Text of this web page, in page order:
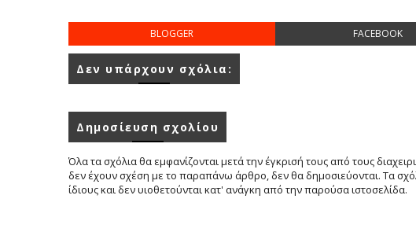
BLOGGER FACEBOOK
Δεν υπάρχουν σχόλια:
Δημοσίευση σχολίου
Όλα τα σχόλια θα εμφανίζονται μετά την έγκρισή τους από τους
δεν έχουν σχέση με το παραπάνω άρθρο, δεν θα δημοσιεύονται. Τα
ίδιους και δεν υιοθετούνται κατ' ανάγκη από την παρούσα ιστοσελίδα.